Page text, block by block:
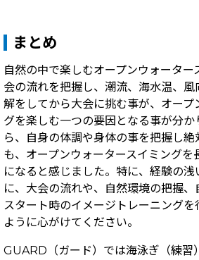
まとめ
自然の中で楽しむオープンウォーター
会の流れを把握し、 潮流、海水温、風
解をしてから大会に挑む事が、オープ
グを楽しむ一つの要因となる事が分
ら、自身の体調や身体の事を把握し
も、オープンウォータースイミングを
になると感じました。特に、経験の
に、大会の流れや、自然環境の把握、
スタート時のイメージトレーニングを
ように心がけてください。
GUARD（ガード）では海泳ぎ（練習